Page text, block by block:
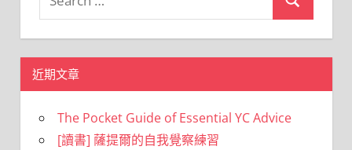
Search
近期文章
The Pocket Guide of Essential YC Advice
[讀書] 薩提爾的自我覺察練習